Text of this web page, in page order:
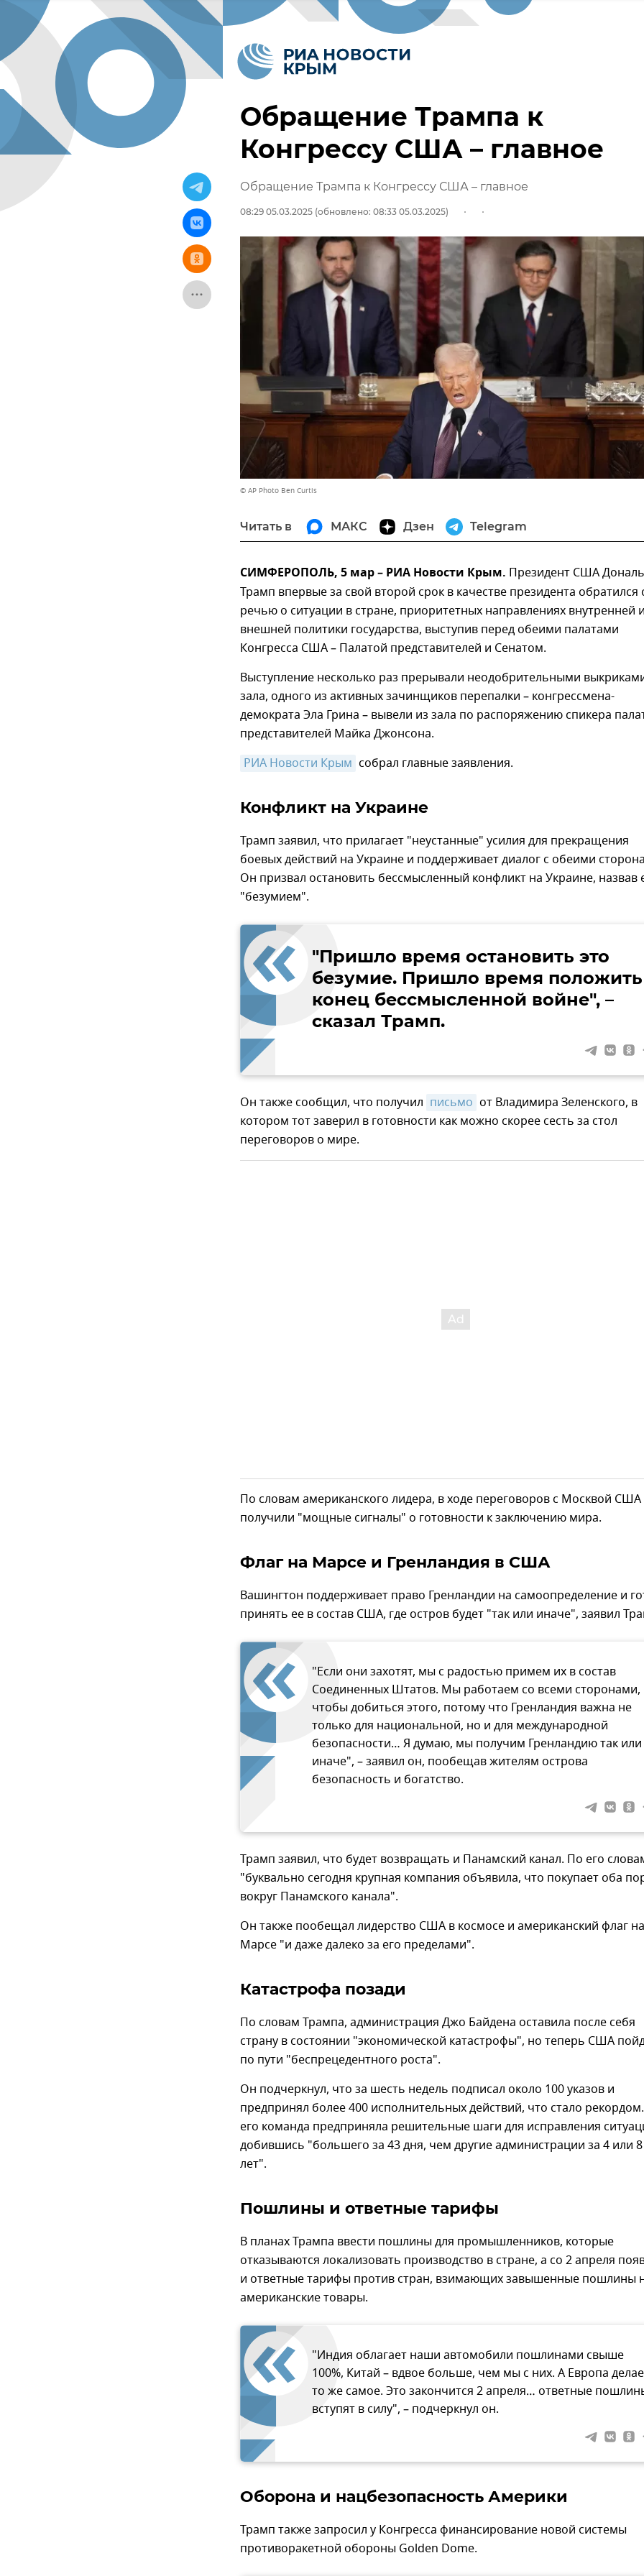
Обращение Трампа к
Конгрессу США – главное
Обращение Трампа к Конгрессу США – главное
08:29 05.03.2025 (обновлено: 08:33 05.03.2025)
© AP Photo Ben Curtis
Читать в МАКС Дзен Telegram
СИМФЕРОПОЛЬ, 5 мар – РИА Новости Крым. Президент США
Трамп впервые за свой второй срок в качестве президента обратился
речью о ситуации в стране, приоритетных направлениях внутренней
внешней политики государства, выступив перед обеими палатами
Конгресса США – Палатой представителей и Сенатом.
Выступление несколько раз прерывали неодобрительными
зала, одного из активных зачинщиков перепалки – конгрессмена-
демократа Эла Грина – вывели из зала по распоряжению спикера
представителей Майка Джонсона.
РИА Новости Крым собрал главные заявления.
Конфликт на Украине
Трамп заявил, что прилагает "неустанные" усилия для прекращения
боевых действий на Украине и поддерживает диалог с обеими
Он призвал остановить бессмысленный конфликт на Украине, назвав
"безумием".
"Пришло время остановить это
безумие. Пришло время положить
конец бессмысленной войне", –
сказал Трамп.
Он также сообщил, что получил письмо от Владимира Зеленского, в
котором тот заверил в готовности как можно скорее сесть за стол
переговоров о мире.
По словам американского лидера, в ходе переговоров с Москвой США
получили "мощные сигналы" о готовности к заключению мира.
Флаг на Марсе и Гренландия в США
Вашингтон поддерживает право Гренландии на самоопределение и
принять ее в состав США, где остров будет "так или иначе", заявил
"Если они захотят, мы с радостью примем их в состав
Соединенных Штатов. Мы работаем со всеми сторонами,
чтобы добиться этого, потому что Гренландия важна не
только для национальной, но и для международной
безопасности… Я думаю, мы получим Гренландию так или
иначе", – заявил он, пообещав жителям острова
безопасность и богатство.
Трамп заявил, что будет возвращать и Панамский канал. По его
"буквально сегодня крупная компания объявила, что покупает оба
вокруг Панамского канала".
Он также пообещал лидерство США в космосе и американский флаг на
Марсе "и даже далеко за его пределами".
Катастрофа позади
По словам Трампа, администрация Джо Байдена оставила после себя
страну в состоянии "экономической катастрофы", но теперь США
по пути "беспрецедентного роста".
Он подчеркнул, что за шесть недель подписал около 100 указов и
предпринял более 400 исполнительных действий, что стало
его команда предприняла решительные шаги для исправления
добившись "большего за 43 дня, чем другие администрации за 4 или 8
лет".
Пошлины и ответные тарифы
В планах Трампа ввести пошлины для промышленников, которые
отказываются локализовать производство в стране, а со 2 апреля
и ответные тарифы против стран, взимающих завышенные пошлины
американские товары.
"Индия облагает наши автомобили пошлинами свыше
100%, Китай – вдвое больше, чем мы с них. А Европа
то же самое. Это закончится 2 апреля… ответные
вступят в силу", – подчеркнул он.
Оборона и нацбезопасность Америки
Трамп также запросил у Конгресса финансирование новой системы
противоракетной обороны Golden Dome.